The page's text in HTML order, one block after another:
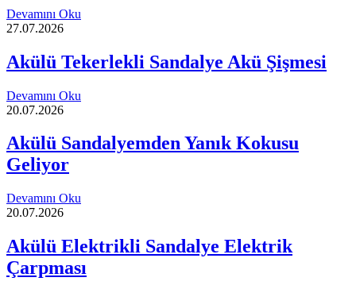
Devamını Oku
27.07.2026
Akülü Tekerlekli Sandalye Akü Şişmesi
Devamını Oku
20.07.2026
Akülü Sandalyemden Yanık Kokusu
Geliyor
Devamını Oku
20.07.2026
Akülü Elektrikli Sandalye Elektrik
Çarpması